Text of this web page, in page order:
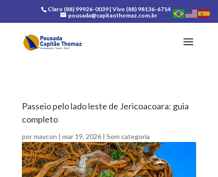
Claro (88) 99926-0039 | Vivo (88) 98136-6714
pousada@capitaothomaz.com.br
Passeio pelo lado leste de Jericoacoara: guia
completo
pormaycon | mar 19, 2026| Sem categoria